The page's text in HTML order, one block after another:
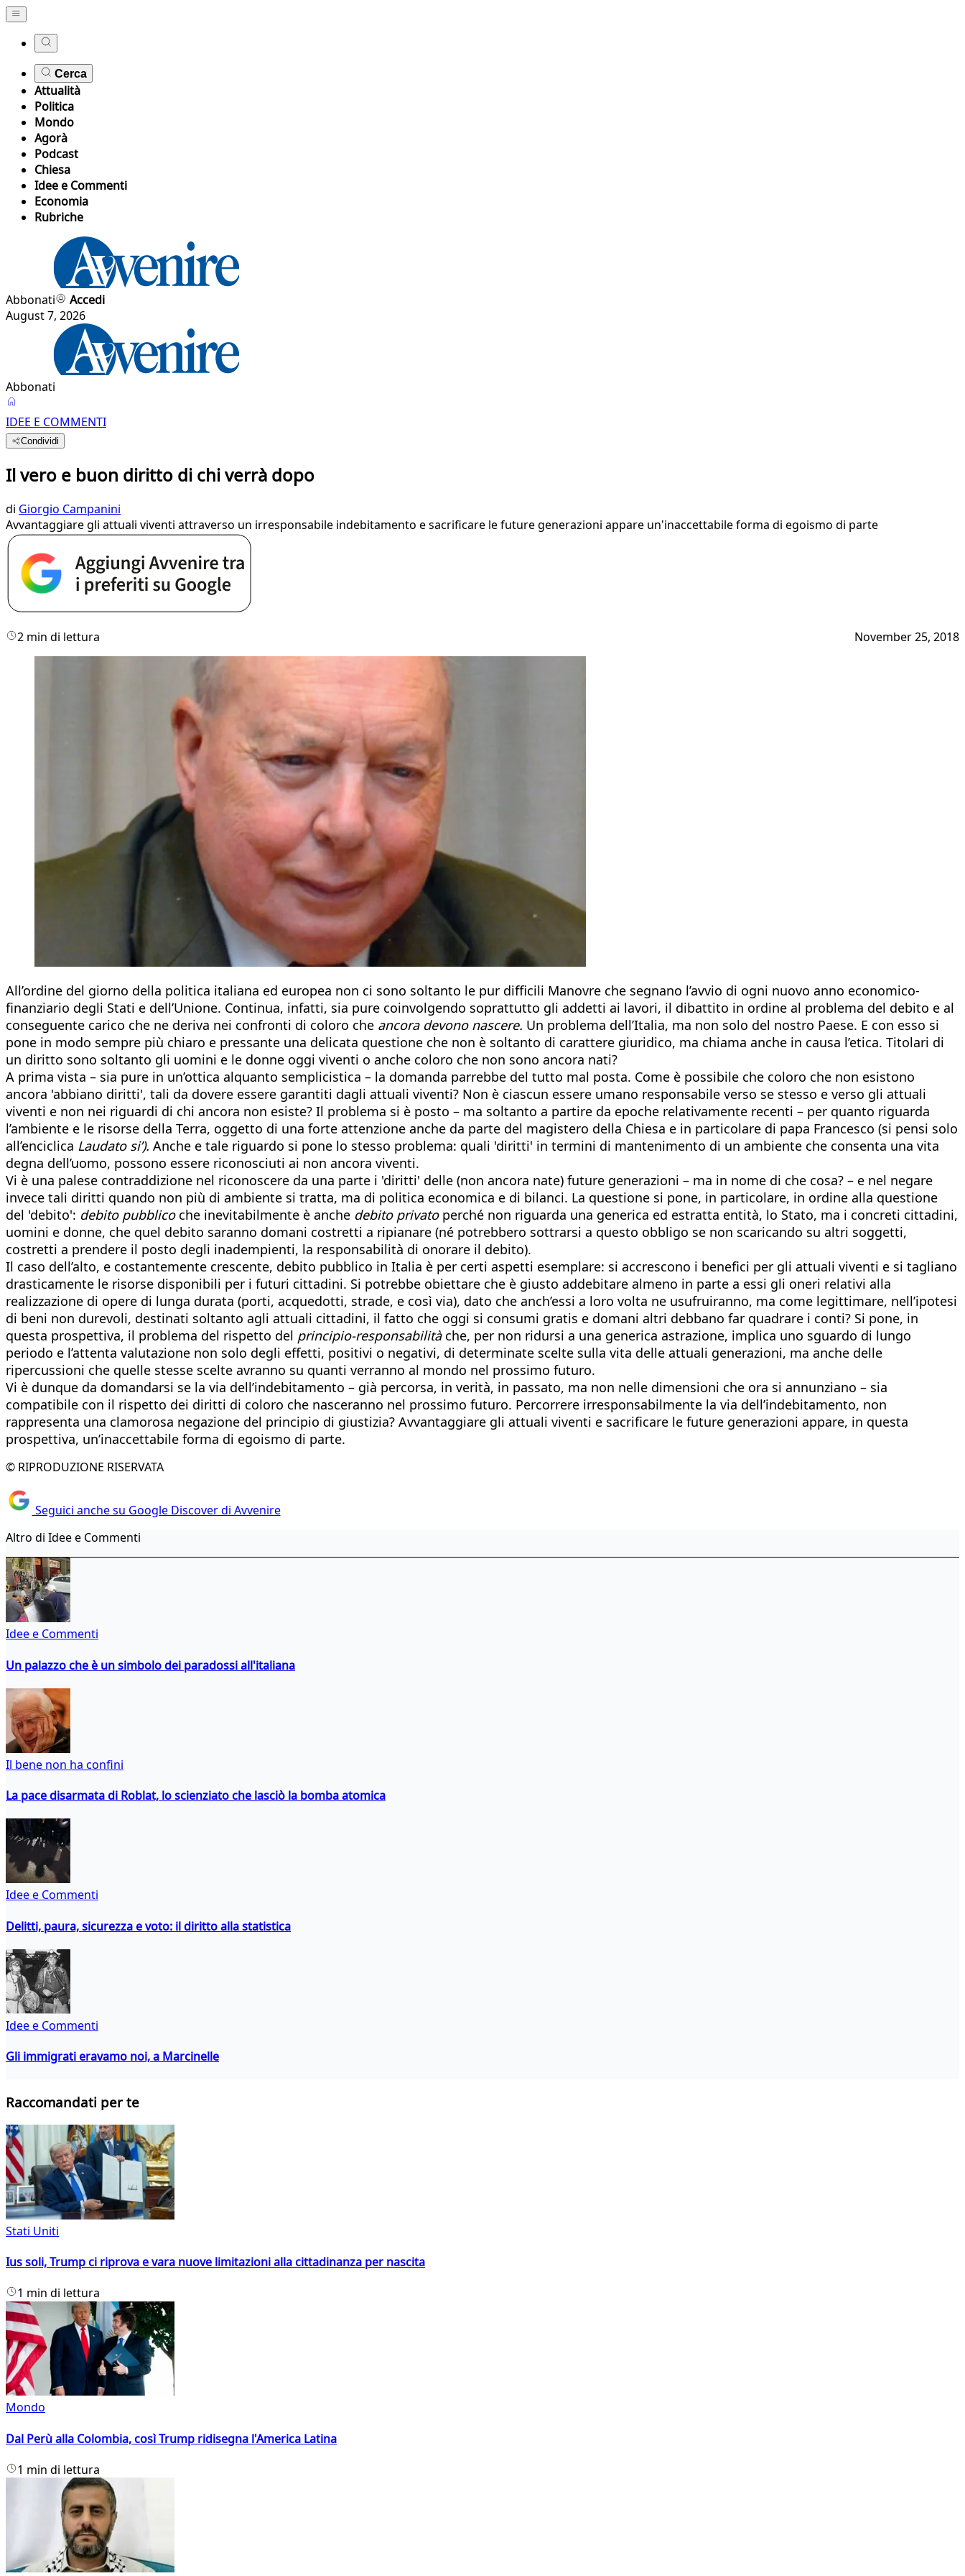
Cerca
Attualità
Politica
Mondo
Agorà
Podcast
Chiesa
Idee e Commenti
Economia
Rubriche
Abbonati
Accedi
August 7, 2026
Abbonati
IDEE E COMMENTI
Condividi
Il vero e buon diritto di chi verrà dopo
di Giorgio Campanini
Avvantaggiare gli attuali viventi attraverso un irresponsabile indebitamento e sacrificare le future generazioni appare un'inaccettabile forma di egoismo di parte
2 min di lettura November 25, 2018
All’ordine del giorno della politica italiana ed europea non ci sono soltanto le pur difficili Manovre che segnano l’avvio di ogni nuovo anno economico-
finanziario degli Stati e dell’Unione. Continua, infatti, sia pure coinvolgendo soprattutto gli addetti ai lavori, il dibattito in ordine al problema del debito e al
conseguente carico che ne deriva nei confronti di coloro che ancora devono nascere. Un problema dell’Italia, ma non solo del nostro Paese. E con esso si
pone in modo sempre più chiaro e pressante una delicata questione che non è soltanto di carattere giuridico, ma chiama anche in causa l’etica. Titolari di
un diritto sono soltanto gli uomini e le donne oggi viventi o anche coloro che non sono ancora nati?
A prima vista – sia pure in un’ottica alquanto semplicistica – la domanda parrebbe del tutto mal posta. Come è possibile che coloro che non esistono
ancora 'abbiano diritti', tali da dovere essere garantiti dagli attuali viventi? Non è ciascun essere umano responsabile verso se stesso e verso gli attuali
viventi e non nei riguardi di chi ancora non esiste? Il problema si è posto – ma soltanto a partire da epoche relativamente recenti – per quanto riguarda
l’ambiente e le risorse della Terra, oggetto di una forte attenzione anche da parte del magistero della Chiesa e in particolare di papa Francesco (si pensi solo
all’enciclica Laudato si’). Anche e tale riguardo si pone lo stesso problema: quali 'diritti' in termini di mantenimento di un ambiente che consenta una vita
degna dell’uomo, possono essere riconosciuti ai non ancora viventi.
Vi è una palese contraddizione nel riconoscere da una parte i 'diritti' delle (non ancora nate) future generazioni – ma in nome di che cosa? – e nel negare
invece tali diritti quando non più di ambiente si tratta, ma di politica economica e di bilanci. La questione si pone, in particolare, in ordine alla questione
del 'debito': debito pubblicoche inevitabilmente è anche debito privatoperché non riguarda una generica ed estratta entità, lo Stato, ma i concreti cittadini,
uomini e donne, che quel debito saranno domani costretti a ripianare (né potrebbero sottrarsi a questo obbligo se non scaricando su altri soggetti,
costretti a prendere il posto degli inadempienti, la responsabilità di onorare il debito).
Il caso dell’alto, e costantemente crescente, debito pubblico in Italia è per certi aspetti esemplare: si accrescono i benefici per gli attuali viventi e si tagliano
drasticamente le risorse disponibili per i futuri cittadini. Si potrebbe obiettare che è giusto addebitare almeno in parte a essi gli oneri relativi alla
realizzazione di opere di lunga durata (porti, acquedotti, strade, e così via), dato che anch’essi a loro volta ne usufruiranno, ma come legittimare, nell’ipotesi
di beni non durevoli, destinati soltanto agli attuali cittadini, il fatto che oggi si consumi gratis e domani altri debbano far quadrare i conti? Si pone, in
questa prospettiva, il problema del rispetto del principio-responsabilitàche, per non ridursi a una generica astrazione, implica uno sguardo di lungo
periodo e l’attenta valutazione non solo degli effetti, positivi o negativi, di determinate scelte sulla vita delle attuali generazioni, ma anche delle
ripercussioni che quelle stesse scelte avranno su quanti verranno al mondo nel prossimo futuro.
Vi è dunque da domandarsi se la via dell’indebitamento – già percorsa, in verità, in passato, ma non nelle dimensioni che ora si annunziano – sia
compatibile con il rispetto dei diritti di coloro che nasceranno nel prossimo futuro. Percorrere irresponsabilmente la via dell’indebitamento, non
rappresenta una clamorosa negazione del principio di giustizia? Avvantaggiare gli attuali viventi e sacrificare le future generazioni appare, in questa
prospettiva, un’inaccettabile forma di egoismo di parte.
© RIPRODUZIONE RISERVATA
Seguici anche su Google Discover di Avvenire
Altro di Idee e Commenti
Idee e Commenti
Un palazzo che è un simbolo dei paradossi all'italiana
Il bene non ha confini
La pace disarmata di Roblat, lo scienziato che lasciò la bomba atomica
Idee e Commenti
Delitti, paura, sicurezza e voto: il diritto alla statistica
Idee e Commenti
Gli immigrati eravamo noi, a Marcinelle
Raccomandati per te
Stati Uniti
Ius soli, Trump ci riprova e vara nuove limitazioni alla cittadinanza per nascita
1 min di lettura
Mondo
Dal Perù alla Colombia, così Trump ridisegna l'America Latina
1 min di lettura